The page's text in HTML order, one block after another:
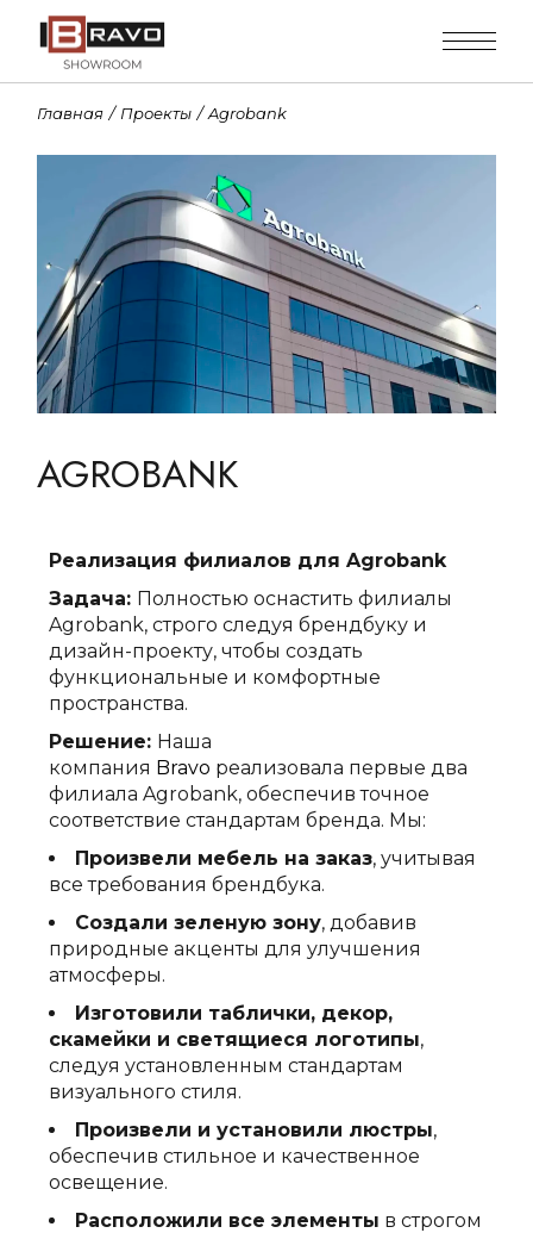
Главная Проекты Agrobank
AGROBANK
Реализация филиалов для Agrobank
Задача: Полностью оснастить филиалы
Agrobank, строго следуя брендбуку и
дизайн-проекту, чтобы создать
функциональные и комфортные
пространства.
Решение: Наша
компания Bravo реализовала первые два
филиала Agrobank, обеспечив точное
соответствие стандартам бренда. Мы:
Произвели мебель на заказ, учитывая
все требования брендбука.
Создали зеленую зону, добавив
природные акценты для улучшения
атмосферы.
Изготовили таблички, декор,
скамейки и светящиеся логотипы,
следуя установленным стандартам
визуального стиля.
Произвели и установили люстры,
обеспечив стильное и качественное
освещение.
Расположили все элементы в строгом